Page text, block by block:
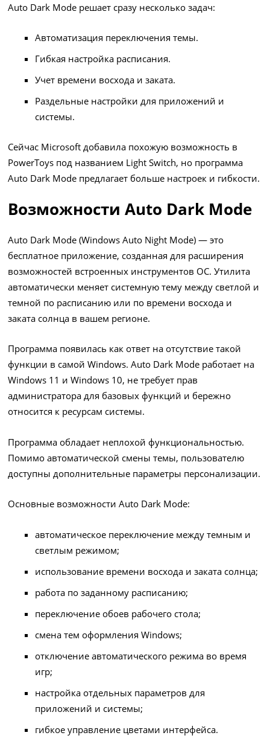
Auto Dark Mode решает сразу несколько задач:
Автоматизация переключения темы.
Гибкая настройка расписания.
Учет времени восхода и заката.
Раздельные настройки для приложений и
системы.
Сейчас Microsoft добавила похожую возможность в
PowerToys под названием Light Switch, но программа
Auto Dark Mode предлагает больше настроек и гибкости.
Возможности Auto Dark Mode
Auto Dark Mode (Windows Auto Night Mode) — это
бесплатное приложение, созданная для расширения
возможностей встроенных инструментов ОС. Утилита
автоматически меняет системную тему между светлой и
темной по расписанию или по времени восхода и
заката солнца в вашем регионе.
Программа появилась как ответ на отсутствие такой
функции в самой Windows. Auto Dark Mode работает на
Windows 11 и Windows 10, не требует прав
администратора для базовых функций и бережно
относится к ресурсам системы.
Программа обладает неплохой функциональностью.
Помимо автоматической смены темы, пользователю
доступны дополнительные параметры персонализации.
Основные возможности Auto Dark Mode:
автоматическое переключение между темным и
светлым режимом;
использование времени восхода и заката солнца;
работа по заданному расписанию;
переключение обоев рабочего стола;
смена тем оформления Windows;
отключение автоматического режима во время
игр;
настройка отдельных параметров для
приложений и системы;
гибкое управление цветами интерфейса.